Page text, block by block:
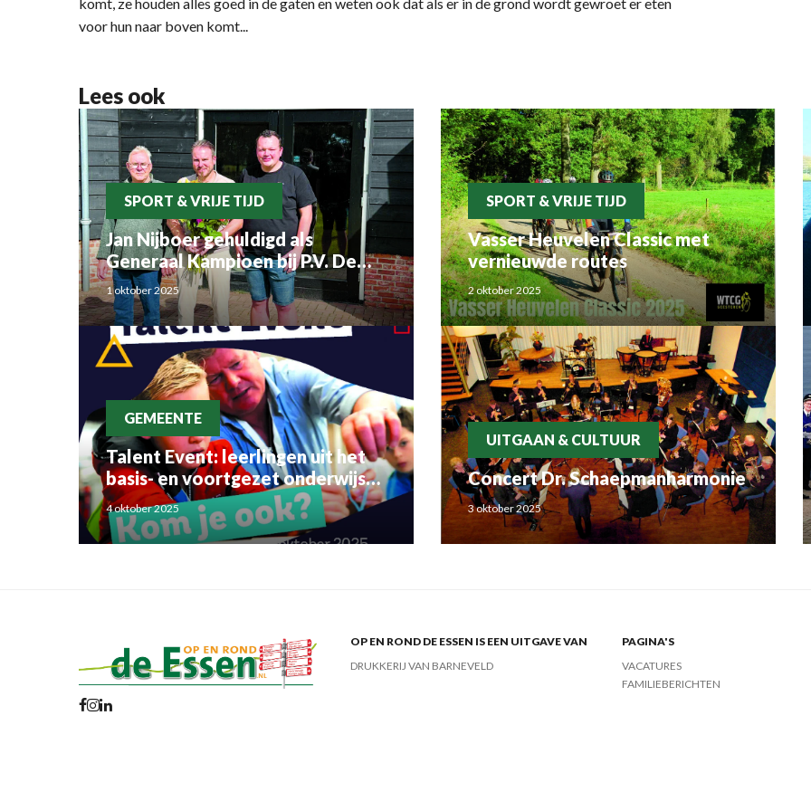
voor hun naar boven komt...
Lees ook
SPORT & VRIJE TIJD
Jan Nijboer gehuldigd als
Generaal Kampioen bij P.V. De
Luchtbode
1 oktober 2025
SPORT & VRIJE TIJD
Vasser Heuvelen Classic met
vernieuwde routes
2 oktober 2025
GEMEENTE
Talent Event: leerlingen uit het
basis- en voortgezet onderwijs
ontdekken bedrijven uit de regio
4 oktober 2025
UITGAAN & CULTUUR
Concert Dr. Schaepmanharmonie
3 oktober 2025
OP EN ROND DE ESSEN IS EEN UITGAVE VAN
DRUKKERIJ VAN BARNEVELD
PAGINA'S
VACATURES
FAMILIEBERICHTEN